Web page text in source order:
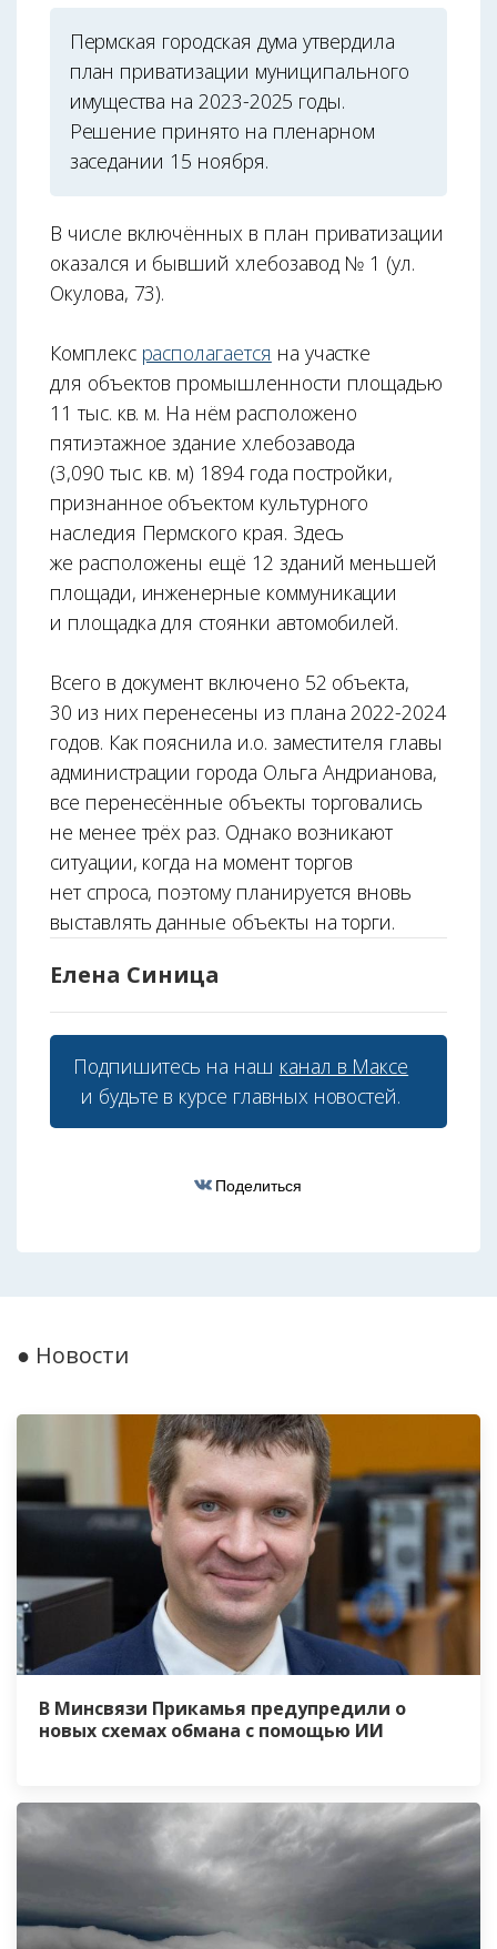
Пермская городская дума утвердила
план приватизации муниципального
имущества на 2023-2025 годы.
Решение принято на пленарном
заседании 15 ноября.
В числе включённых в план приватизации
оказался и бывший хлебозавод № 1 (ул.
Окулова, 73).
Комплекс располагается на участке
для объектов промышленности площадью
11 тыс. кв. м. На нём расположено
пятиэтажное здание хлебозавода
(3,090 тыс. кв. м) 1894 года постройки,
признанное объектом культурного
наследия Пермского края. Здесь
же расположены ещё 12 зданий меньшей
площади, инженерные коммуникации
и площадка для стоянки автомобилей.
Всего в документ включено 52 объекта,
30 из них перенесены из плана 2022-2024
годов. Как пояснила и.о. заместителя главы
администрации города Ольга Андрианова,
все перенесённые объекты торговались
не менее трёх раз. Однако возникают
ситуации, когда на момент торгов
нет спроса, поэтому планируется вновь
выставлять данные объекты на торги.
Елена Синица
Подпишитесь на наш канал в Максе
и будьте в курсе главных новостей.
Поделиться
● Новости
В Минсвязи Прикамья предупредили о
новых схемах обмана с помощью ИИ